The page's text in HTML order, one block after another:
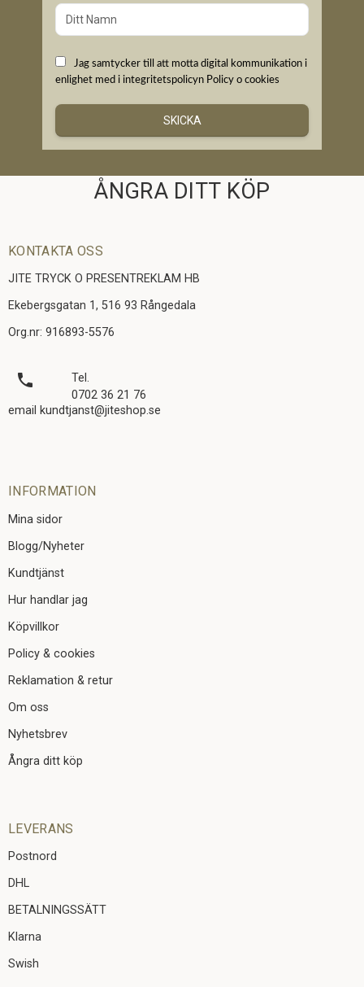
Jag samtycker till att motta digital kommunikation i
enlighet med i integritetspolicyn Policy o cookies
SKICKA
ÅNGRA DITT KÖP
KONTAKTA OSS
JITE TRYCK O PRESENTREKLAM HB
Ekebergsgatan 1, 516 93 Rångedala
Org.nr: 916893-5576
local_phone
Tel.
0702 36 21 76
email kundtjanst@jiteshop.se
INFORMATION
Mina sidor
Blogg/Nyheter
Kundtjänst
Hur handlar jag
Köpvillkor
Policy & cookies
Reklamation & retur
Om oss
Nyhetsbrev
Ångra ditt köp
LEVERANS
Postnord
DHL
BETALNINGSSÄTT
Klarna
Swish